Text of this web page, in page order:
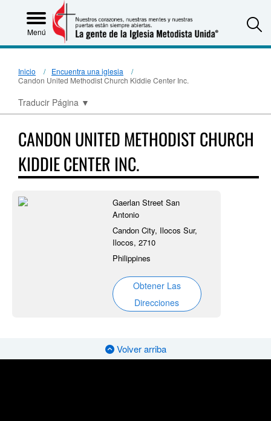
Menú
Inicio
Encuentra una iglesia
Candon United Methodist Church Kiddie Center Inc.
Traducir Página ▼
CANDON UNITED METHODIST CHURCH
KIDDIE CENTER INC.
Gaerlan Street San
Antonio
Candon City, Ilocos Sur,
Ilocos, 2710
Philippines
Obtener Las
Direcciones
Volver arriba